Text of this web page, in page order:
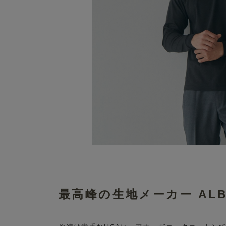
最高峰の生地メーカー